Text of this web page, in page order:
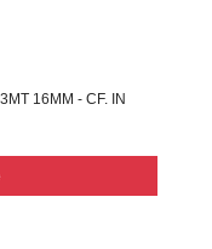
16MM - CF. IN